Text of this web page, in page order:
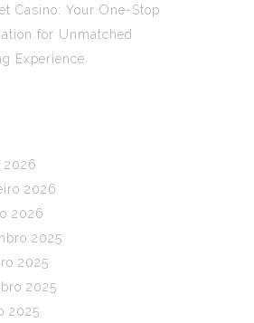
Casino: Your One-Stop
for Unmatched
Experience
2026
2026
2026
2025
2025
2025
2025